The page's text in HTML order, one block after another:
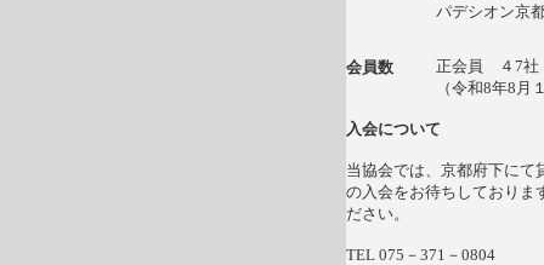
パデシオン京
会員数
正会員 ４7
（令和8年8月
入会について
当協会では、京都府下にて
の入会をお待ちしておりま
ださい。
TEL 075－371－0804